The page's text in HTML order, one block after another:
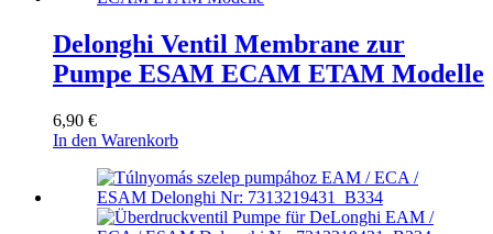
Delonghi Ventil Membrane zur
Pumpe ESAM ECAM ETAM Modelle
6,90 €
In den Warenkorb